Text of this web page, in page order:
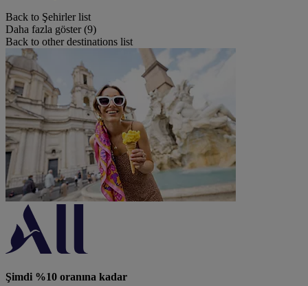
Back to Şehirler list
Daha fazla göster (9)
Back to other destinations list
Şimdi %10 oranına kadar